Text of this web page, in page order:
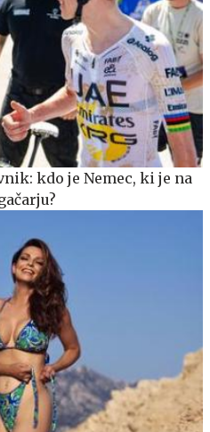
kdo je Nemec, ki je na